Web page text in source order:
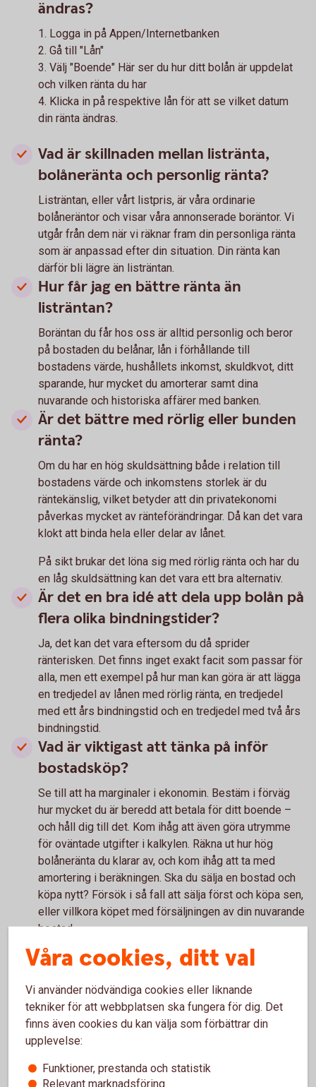
ändras?
1. Logga in på Appen/Internetbanken
2. Gå till "Lån"
3. Välj "Boende" Här ser du hur ditt bolån är uppdelat
och vilken ränta du har
4. Klicka in på respektive lån för att se vilket datum
din ränta ändras.
Vad är skillnaden mellan listränta,
bolåneränta och personlig ränta?
Listräntan, eller vårt listpris, är våra ordinarie
bolåneräntor och visar våra annonserade boräntor. Vi
utgår från dem när vi räknar fram din personliga ränta
som är anpassad efter din situation. Din ränta kan
därför bli lägre än listräntan.
Hur får jag en bättre ränta än
listräntan?
Boräntan du får hos oss är alltid personlig och beror
på bostaden du belånar, lån i förhållande till
bostadens värde, hushållets inkomst, skuldkvot, ditt
sparande, hur mycket du amorterar samt dina
nuvarande och historiska affärer med banken.
Är det bättre med rörlig eller bunden
ränta?
Om du har en hög skuldsättning både i relation till
bostadens värde och inkomstens storlek är du
räntekänslig, vilket betyder att din privatekonomi
påverkas mycket av ränteförändringar. Då kan det vara
klokt att binda hela eller delar av lånet.
På sikt brukar det löna sig med rörlig ränta och har du
en låg skuldsättning kan det vara ett bra alternativ.
Är det en bra idé att dela upp bolån på
flera olika bindningstider?
Ja, det kan det vara eftersom du då sprider
ränterisken. Det finns inget exakt facit som passar för
alla, men ett exempel på hur man kan göra är att lägga
en tredjedel av lånen med rörlig ränta, en tredjedel
med ett års bindningstid och en tredjedel med två års
bindningstid.
Vad är viktigast att tänka på inför
bostadsköp?
Se till att ha marginaler i ekonomin. Bestäm i förväg
hur mycket du är beredd att betala för ditt boende –
och håll dig till det. Kom ihåg att även göra utrymme
för oväntade utgifter i kalkylen. Räkna ut hur hög
bolåneränta du klarar av, och kom ihåg att ta med
amortering i beräkningen. Ska du sälja en bostad och
köpa nytt? Försök i så fall att sälja först och köpa sen,
eller villkora köpet med försäljningen av din nuvarande
bostad.
Bolån - allt du behöver veta
Ska du köpa hus, köpa lägenhet eller vill du ändra ditt
bolån? Vi hjälper dig med bostadslån. I vår
bolånekalkyl kan du räkna ut hur mycket du kan låna.
Våra cookies, ditt val
Vi använder nödvändiga cookies eller liknande
tekniker för att webbplatsen ska fungera för dig. Det
finns även cookies du kan välja som förbättrar din
upplevelse:
Funktioner, prestanda och statistik
Relevant marknadsföring